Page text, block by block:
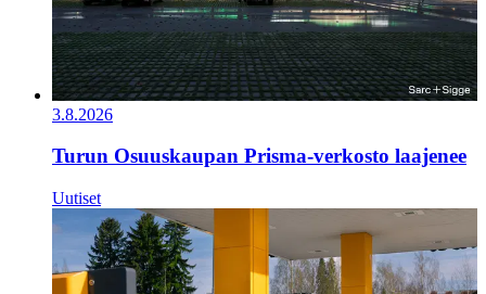
3.8.2026
Turun Osuuskaupan Prisma-verkosto laajenee
Uutiset